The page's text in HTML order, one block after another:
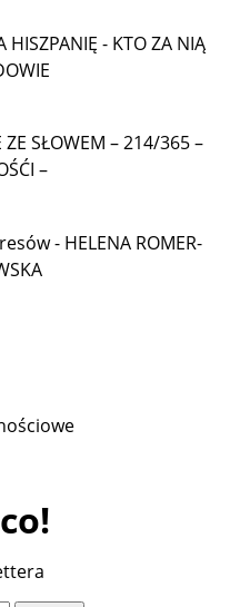
HISZPANIĘ - KTO ZA NIĄ
ZE SŁOWEM – 214/365 –
–
- HELENA ROMER-